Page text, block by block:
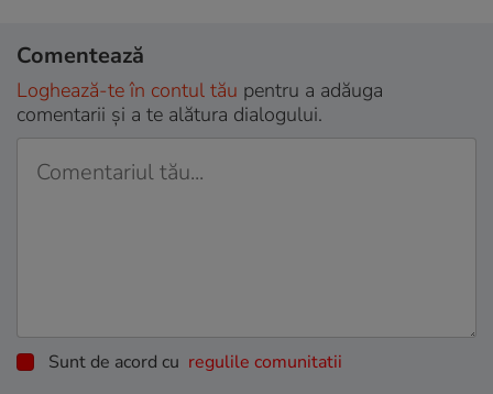
Comentează
Loghează-te în contul tău pentru a adăuga
comentarii și a te alătura dialogului.
Sunt de acord cu regulile comunitatii